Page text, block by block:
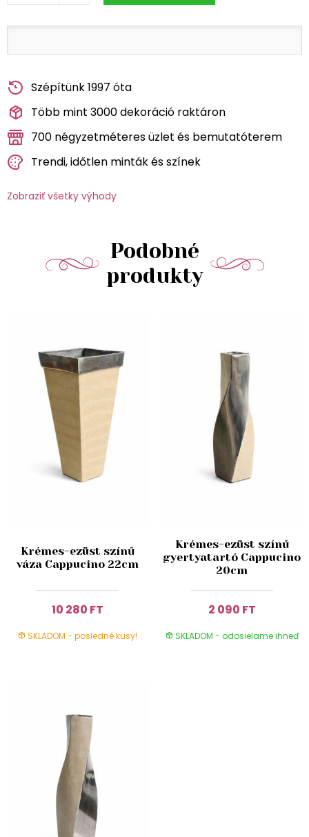
Szépítünk 1997 óta
Több mint 3000 dekoráció raktáron
700 négyzetméteres üzlet és bemutatóterem
Trendi, időtlen minták és színek
Zobraziť všetky výhody
Podobné
produkty
Krémes-ezüst színű
váza Cappucino 22cm
10 280 FT
SKLADOM - posledné kusy!
Krémes-ezüst színű
gyertyatartó Cappucino
20cm
2 090 FT
SKLADOM - odosielame ihneď